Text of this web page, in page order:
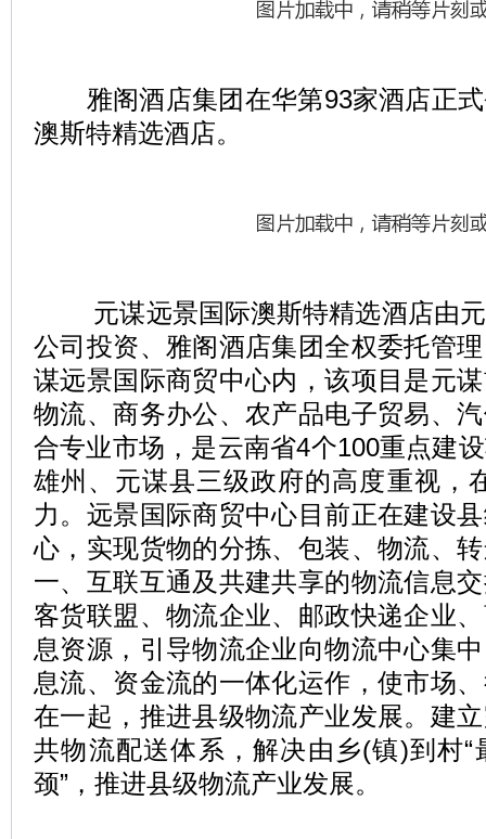
雅阁酒店集团在华第93家酒店正
澳斯特精选酒店。
元谋远景国际澳斯特精选酒店由元
公司投资、雅阁酒店集团全权委托管
谋远景国际商贸中心内，该项目是元
物流、商务办公、农产品电子贸易、
合专业市场，是云南省4个100重点建
雄州、元谋县三级政府的高度重视，
力。远景国际商贸中心目前正在建设
心，实现货物的分拣、包装、物流、
一、互联互通及共建共享的物流信息
客货联盟、物流企业、邮政快递企业
息资源，引导物流企业向物流中心集
息流、资金流的一体化运作，使市场
在一起，推进县级物流产业发展。建
共物流配送体系，解决由乡(镇)到村“
颈”，推进县级物流产业发展。